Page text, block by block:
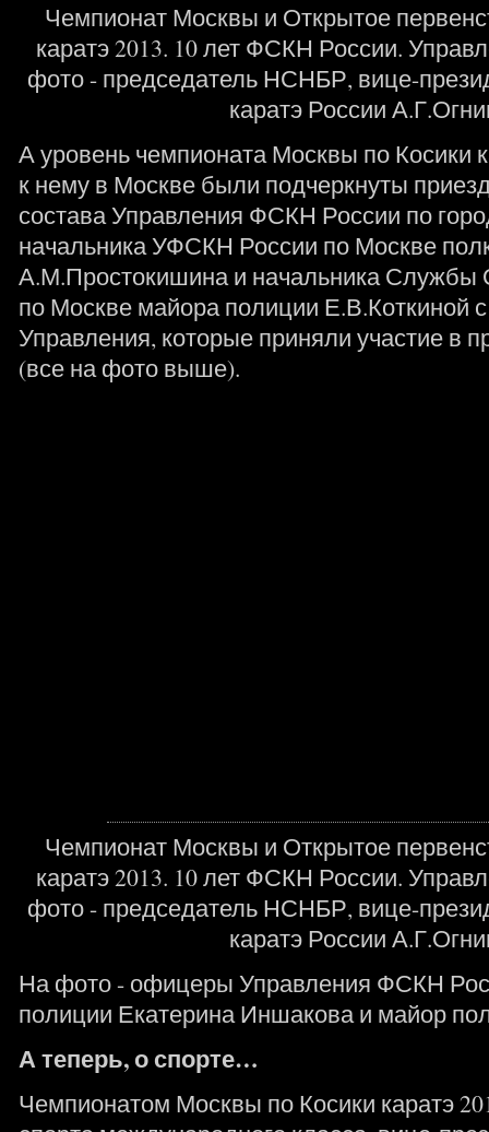
Чемпионат Москвы и Открытое
каратэ 2013. 10 лет ФСКН России.
фото - председатель НСНБР, вице-
каратэ России
А уровень чемпионата Москвы по Косики
к нему в Москве были подчеркнуты
состава Управления ФСКН России по
начальника УФСКН России по Москве
А.М.Простокишина и начальника
по Москве майора полиции Е.В.Коткиной
Управления, которые приняли участие в
(все на фото выше).
Чемпионат Москвы и Открытое
каратэ 2013. 10 лет ФСКН России.
фото - председатель НСНБР, вице-
каратэ России
На фото - офицеры Управления ФСКН
полиции Екатерина Иншакова и майор
А теперь, о спорте…
Чемпионатом Москвы по Косики каратэ